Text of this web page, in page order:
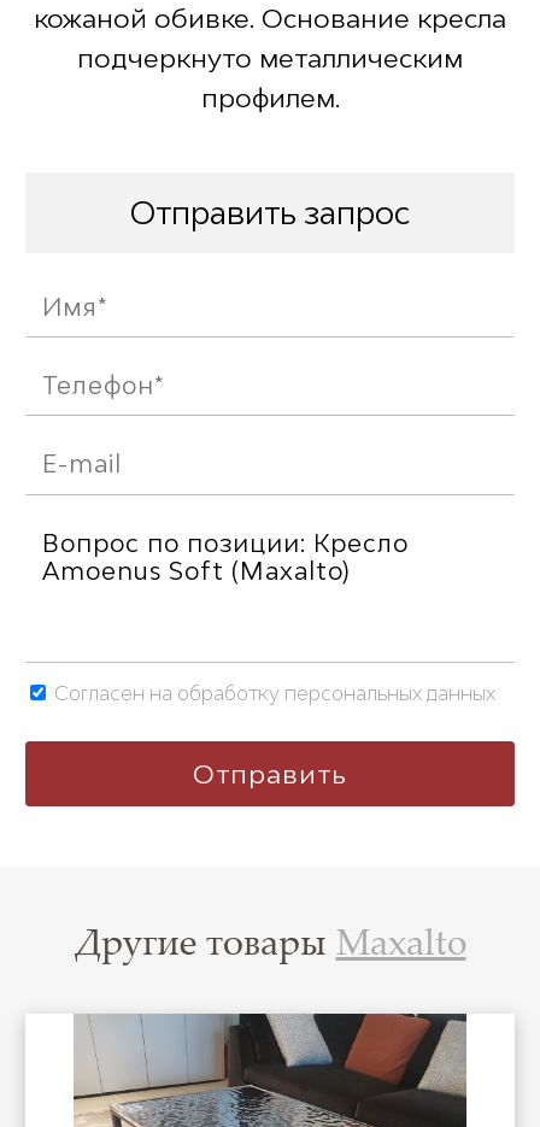
кожаной обивке. Основание кресла
подчеркнуто металлическим
профилем.
Отправить запрос
Согласен на обработку персональных данных
Другие товары Maxalto